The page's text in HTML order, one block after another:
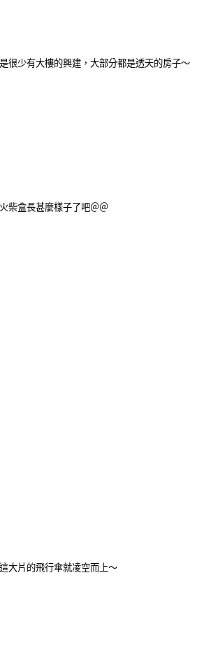
很少有大樓的興建，大部分都是透天的房子～
柴盒長甚麼樣子了吧＠＠
大片的飛行傘就凌空而上～